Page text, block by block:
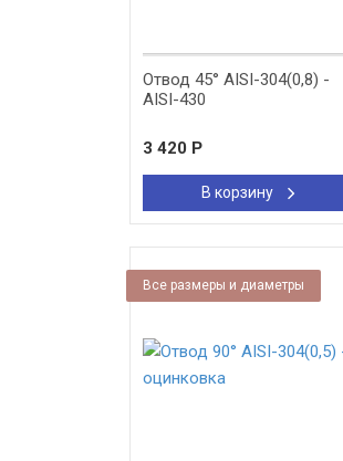
Отвод 45° AISI-304(0,8) -
AISI-430
3 420 Р
В корзину
Все размеры и диаметры